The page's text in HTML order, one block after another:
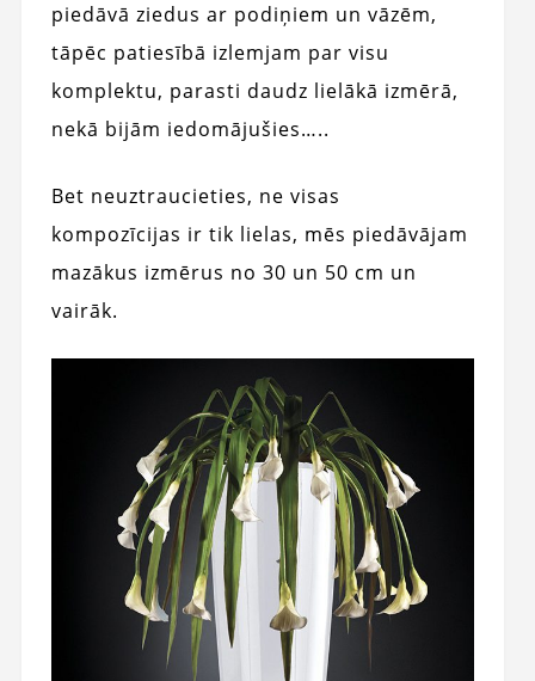
piedāvā ziedus ar podiņiem un vāzēm,
tāpēc patiesībā izlemjam par visu
komplektu, parasti daudz lielākā izmērā,
nekā bijām iedomājušies…..
Bet neuztraucieties, ne visas
kompozīcijas ir tik lielas, mēs piedāvājam
mazākus izmērus no 30 un 50 cm un
vairāk.